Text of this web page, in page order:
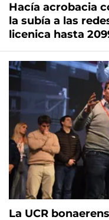
Hacía acrobacia
la subía a las
licenica hasta
La UCR